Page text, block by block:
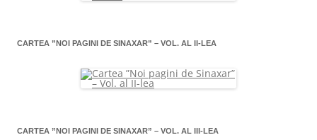
CARTEA ”NOI PAGINI DE SINAXAR” – VOL. AL II-LEA
CARTEA ”NOI PAGINI DE SINAXAR” – VOL. AL III-LEA